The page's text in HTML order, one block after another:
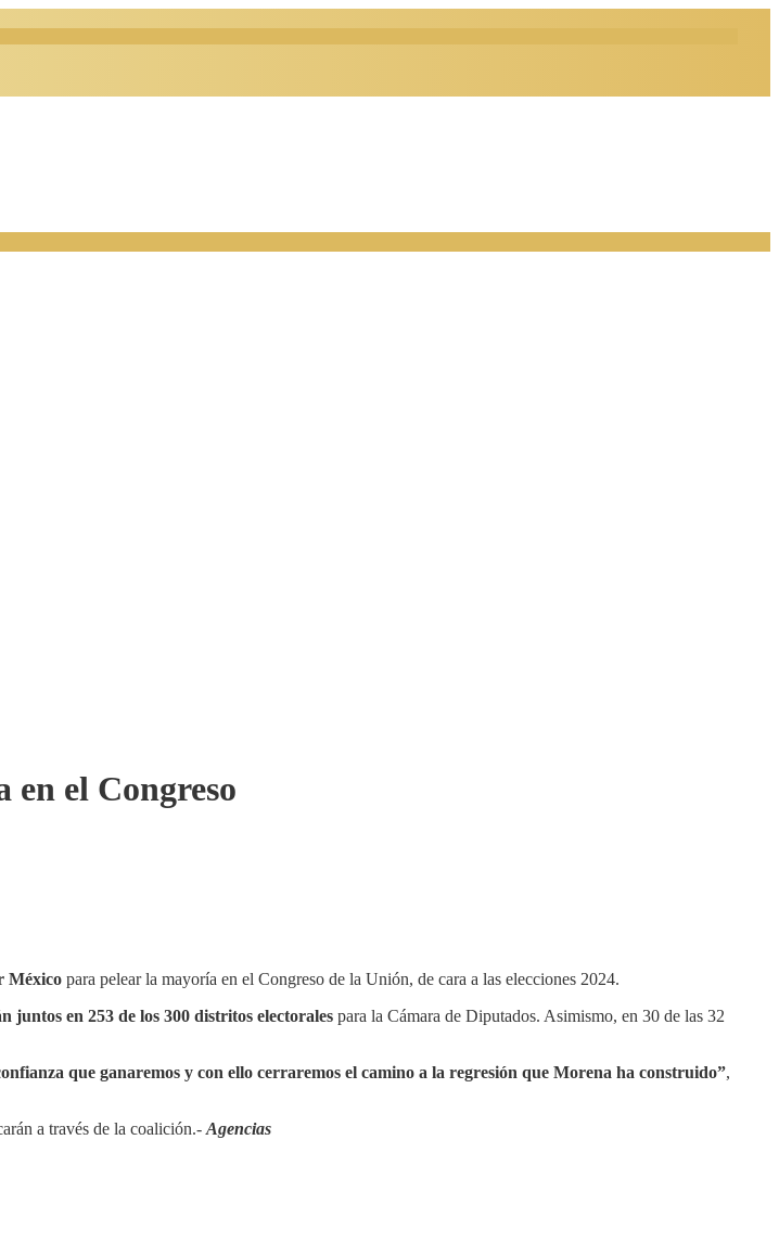
el Congreso
México para pelear la mayoría en el Congreso de la Unión, de cara a las elecciones 2024.
juntos en 253 de los 300 distritos electorales para la Cámara de Diputados. Asimismo, en 30 de las 32
que ganaremos y con ello cerraremos el camino a la regresión que Morena ha construido”,
a través de la coalición.- Agencias